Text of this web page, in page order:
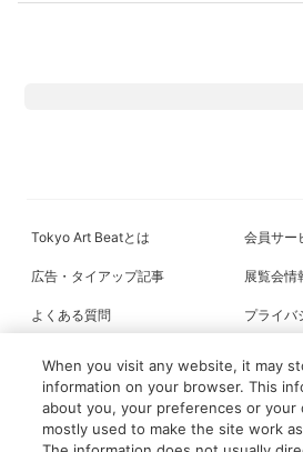
Tokyo Art Beatとは 会員サー
広告・タイアップ記事 展覧会情
よくある質問 プライバ
All content on this site is © its respective
When you visit any website, it may
information on your browser. This
about you, your preferences or your
mostly used to make the site work